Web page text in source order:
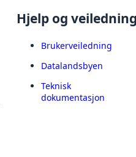
Hjelp og
Brukerveiledning
Datalandsbyen
Teknisk
dokumentasjon